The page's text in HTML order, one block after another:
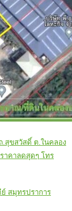
.สุขสวัสดิ์ ต.ในคลอง
าคาลดสุดๆ โทร
สมุทรปราการ